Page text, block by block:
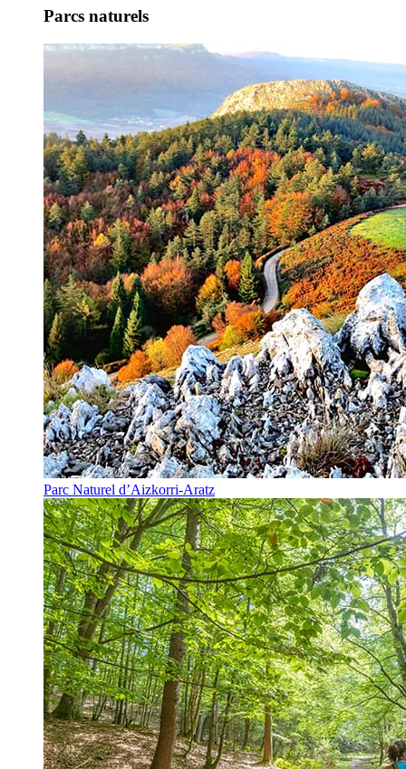
Parcs naturels
Parc Naturel d’Aizkorri-Aratz